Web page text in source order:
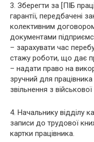
3. Зберегти за [ПІБ
гарантії, передбачені
колективним
документами
– зарахувати час
стажу роботи, що дає
– надати право на
зручний для
звільнення з
4. Начальнику відділу
записи до трудової
картки працівника.